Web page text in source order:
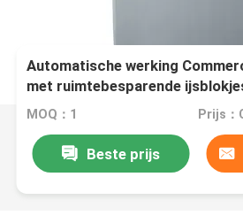
Automatische werking
met ruimtebesparende
MOQ：1
Beste prijs